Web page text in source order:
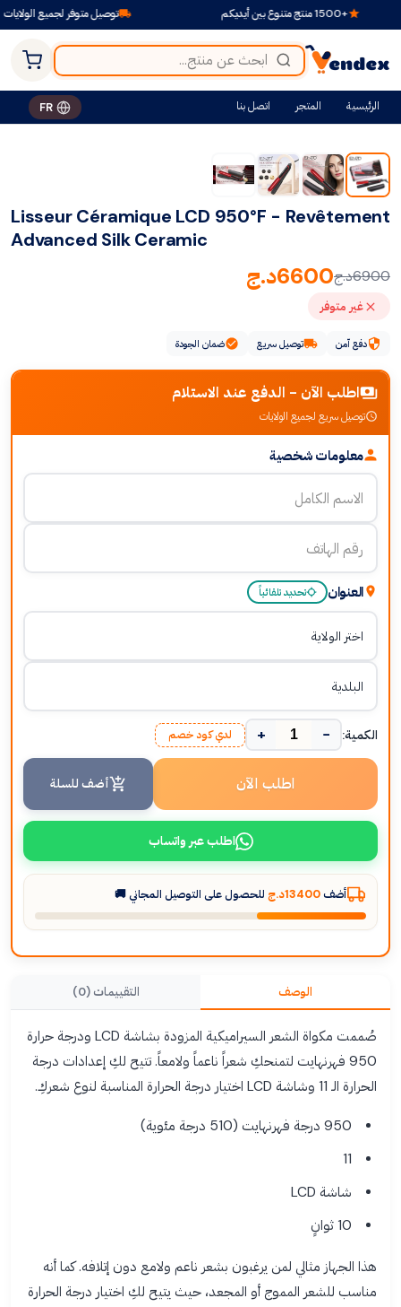
توصيل متوفر لجميع الولايات
الرئيسية المتجر اتصل بنا FR
-4%
Lisseur Céramique LCD 950°F - Revêtement
Advanced Silk Ceramic
6900د.ج6600د.ج
غير متوفر
دفع آمن توصيل سريع ضمان الجودة
اطلب الآن - الدفع عند الاستلام
توصيل سريع لجميع الولايات
معلومات شخصية
العنوان تحديد تلقائياً
الكمية: −
+ لدي كود خصم
اطلب الآن أضف للسلة
اطلب عبر واتساب
أضف 13400د.ج للحصول على التوصيل المجاني 🚚
الوصف التقييمات (0)
صُممت مكواة الشعر السيراميكية المزودة بشاشة LCD ودرجة حرارة
950 فهرنهايت لتمنحكِ شعراً ناعماً ولامعاً. تتيح لكِ إعدادات درجة
الحرارة الـ 11 وشاشة LCD اختيار درجة الحرارة المناسبة لنوع شعركِ.
950 درجة فهرنهايت (510 درجة مئوية)
11
شاشة LCD
10 ثوانٍ
هذا الجهاز مثالي لمن يرغبون بشعر ناعم ولامع دون إتلافه. كما أنه
مناسب للشعر المموج أو المجعد، حيث يتيح لكِ اختيار درجة الحرارة